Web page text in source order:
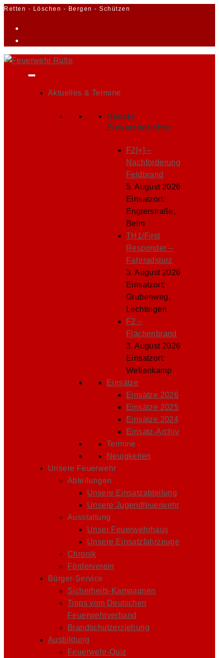
Zum
Retten - Löschen - Bergen - Schützen
Aktuelles & Termine
Neuste
Einsatzberichte:
F2[+] –
Nachforderung
Feldbrand
5. August 2026
Einsatzort:
Engterstraße,
Belm
TH1/First
Responder –
Fahrradsturz
3. August 2026
Einsatzort:
Grubenweg,
Lechtingen
F2 –
Flächenbrand
3. August 2026
Einsatzort:
Wellenkamp
Einsätze
Einsätze 2026
Einsätze 2025
Einsätze 2024
Einsatz-Archiv
Termine
Neuigkeiten
Unsere Feuerwehr
Abteilungen
Unsere Einsatzabteilung
Unsere Jugendfeuerwehr
Ausstattung
Unser Feuerwehrhaus
Unsere Einsatzfahrzeuge
Chronik
Förderverein
Bürger-Service
Sicherheits-Kampagnen
Tipps vom Deutschen
Feuerwehrverband
Brandschutzerziehung
Ausbildung
Feuerwehr-Quiz